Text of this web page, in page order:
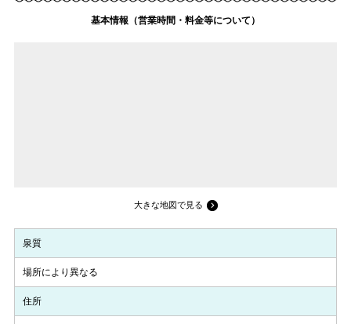
基本情報（営業時間・料金等について）
大きな地図で見る
泉質
場所により異なる
住所